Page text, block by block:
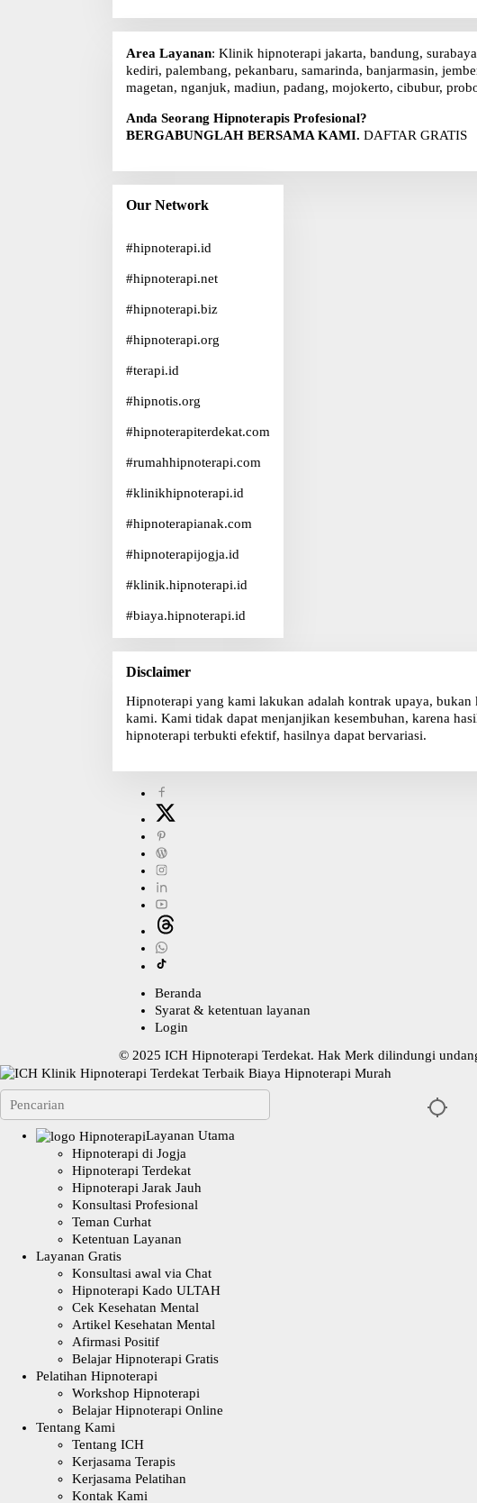
Area Layanan: Klinik hipnoterapi jakarta, bandung,
kediri, palembang, pekanbaru, samarinda, banjarmasin,
magetan, nganjuk, madiun, padang, mojokerto, cibubur,
Anda Seorang Hipnoterapis Profesional?
BERGABUNGLAH BERSAMA KAMI. DAFTAR GRATIS
Our Network
#hipnoterapi.id
#hipnoterapi.net
#hipnoterapi.biz
#hipnoterapi.org
#terapi.id
#hipnotis.org
#hipnoterapiterdekat.com
#rumahhipnoterapi.com
#klinikhipnoterapi.id
#hipnoterapianak.com
#hipnoterapijogja.id
#klinik.hipnoterapi.id
#biaya.hipnoterapi.id
Disclaimer
Hipnoterapi yang kami lakukan adalah kontrak upaya,
kami. Kami tidak dapat menjanjikan kesembuhan, karena
hipnoterapi terbukti efektif, hasilnya dapat bervariasi.
Beranda
Syarat & ketentuan layanan
Login
© 2025 ICH Hipnoterapi Terdekat. Hak Merk dilindungi
Layanan Utama
Hipnoterapi di Jogja
Hipnoterapi Terdekat
Hipnoterapi Jarak Jauh
Konsultasi Profesional
Teman Curhat
Ketentuan Layanan
Layanan Gratis
Konsultasi awal via Chat
Hipnoterapi Kado ULTAH
Cek Kesehatan Mental
Artikel Kesehatan Mental
Afirmasi Positif
Belajar Hipnoterapi Gratis
Pelatihan Hipnoterapi
Workshop Hipnoterapi
Belajar Hipnoterapi Online
Tentang Kami
Tentang ICH
Kerjasama Terapis
Kerjasama Pelatihan
Kontak Kami